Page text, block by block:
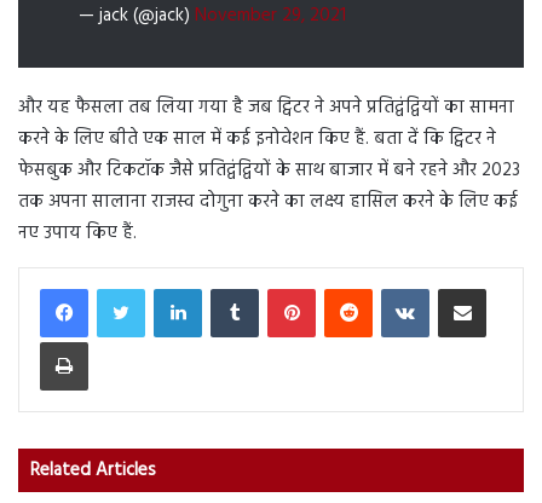
— jack (@jack) November 29, 2021
और यह फैसला तब लिया गया है जब ट्विटर ने अपने प्रतिद्वंद्वियों का सामना
करने के लिए बीते एक साल में कई इनोवेशन किए हैं. बता दें कि ट्विटर ने
फेसबुक और टिकटॉक जैसे प्रतिद्वंद्वियों के साथ बाजार में बने रहने और 2023
तक अपना सालाना राजस्व दोगुना करने का लक्ष्य हासिल करने के लिए कई
नए उपाय किए हैं.
LinkedInTumblr PinterestReddit VKontakteShare via Email
Print
Related Articles